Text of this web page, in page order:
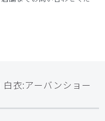
衣:アーバンショー